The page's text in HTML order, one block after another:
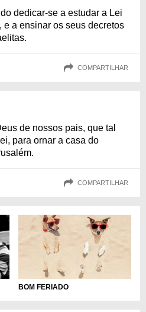
dedicar-se a estudar a Lei
e a ensinar os seus decretos
COMPARTILHAR
de nossos pais, que tal
para ornar a casa do
COMPARTILHAR
BOM FERIADO